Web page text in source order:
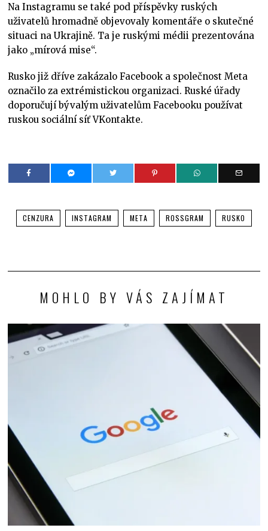
Na Instagramu se také pod příspěvky ruských
uživatelů hromadně objevovaly komentáře o skutečné
situaci na Ukrajině. Ta je ruskými médii prezentována
jako „mírová mise“.
Rusko již dříve zakázalo Facebook a společnost Meta
označilo za extrémistickou organizaci. Ruské úřady
doporučují bývalým uživatelům Facebooku používat
ruskou sociální síť VKontakte.
CENZURA INSTAGRAM META ROSSGRAM RUSKO
MOHLO BY VÁS ZAJÍMAT